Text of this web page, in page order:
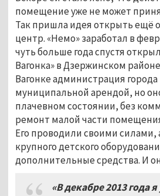
помещение уже не может
Так пришла идея открыть ещё
центр. «Немо» заработал в
чуть больше года спустя
Вагонка» в Дзержинском
Вагонке администрация
муниципальной арендой, но
плачевном состоянии, без
ремонт малой части
Его проводили своими силами,
крупного детского
дополнительные средства. И
«В декабре 2013 года